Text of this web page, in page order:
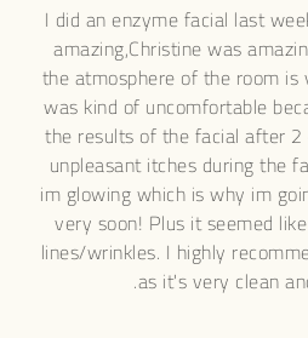
shaped by Lana Tarek, a well
I am so impressed by her
in what she does, she will
create a shape which will suit
also does micoblading there and
She creates really natural,
I highly recommend her!